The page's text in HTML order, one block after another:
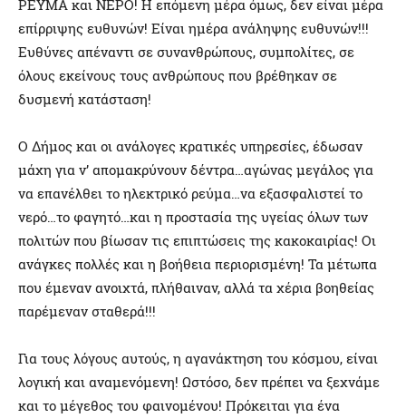
ΡΕΥΜΑ και ΝΕΡΟ! Η επόμενη μέρα όμως, δεν είναι μέρα
επίρριψης ευθυνών! Είναι ημέρα ανάληψης ευθυνών!!!
Ευθύνες απέναντι σε συνανθρώπους, συμπολίτες, σε
όλους εκείνους τους ανθρώπους που βρέθηκαν σε
δυσμενή κατάσταση!
Ο Δήμος και οι ανάλογες κρατικές υπηρεσίες, έδωσαν
μάχη για ν’ απομακρύνουν δέντρα…αγώνας μεγάλος για
να επανέλθει το ηλεκτρικό ρεύμα…να εξασφαλιστεί το
νερό…το φαγητό…και η προστασία της υγείας όλων των
πολιτών που βίωσαν τις επιπτώσεις της κακοκαιρίας! Οι
ανάγκες πολλές και η βοήθεια περιορισμένη! Τα μέτωπα
που έμεναν ανοιχτά, πλήθαιναν, αλλά τα χέρια βοηθείας
παρέμεναν σταθερά!!!
Για τους λόγους αυτούς, η αγανάκτηση του κόσμου, είναι
λογική και αναμενόμενη! Ωστόσο, δεν πρέπει να ξεχνάμε
και το μέγεθος του φαινομένου! Πρόκειται για ένα